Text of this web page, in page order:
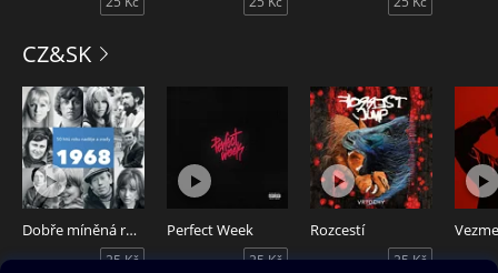
CZ&SK
Dobře míněná rada (Běž domů, Ivane)
25 Kč
Perfect Week
25 Kč
Rozcestí
25 Kč